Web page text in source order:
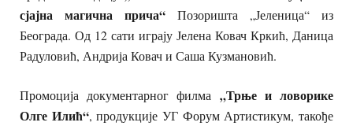
сјајна магична прича“ Позоришта „Јеленица“ из
Београда. Од 12 сати играју Јелена Ковач Кркић, Даница
Радуловић, Андрија Ковач и Саша Кузмановић.
Промоција документарног филма „Трње и ловорике
Олге Илић“, продукције УГ Форум Артистикум, такође